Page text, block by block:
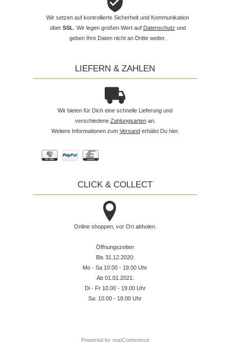
Wir setzen auf kontrollierte Sicherheit und Kommunikation
über SSL . Wir legen großen Wert auf Datenschutz und
geben Ihre Daten nicht an Dritte weiter.
LIEFERN & ZAHLEN
Wir bieten für Dich eine schnelle Lieferung und
verschiedene Zahlungsartenan.
Weitere Informationen zum Versanderhälst Du hier.
CLICK & COLLECT
Online shoppen, vor Ort abholen.
Öffnungszeiten
Bis 31.12.2020:
Mo - Sa 10.00 - 19.00 Uhr
Ab 01.01.2021:
Di - Fr 10.00 - 19.00 Uhr
Sa: 10.00 - 18.00 Uhr
Powered by nopCommerce